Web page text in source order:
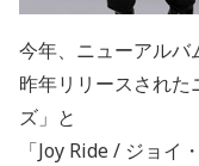
今年、ニューアルバ
昨年リリースされ
ズ」と
「Joy Ride / ジョ